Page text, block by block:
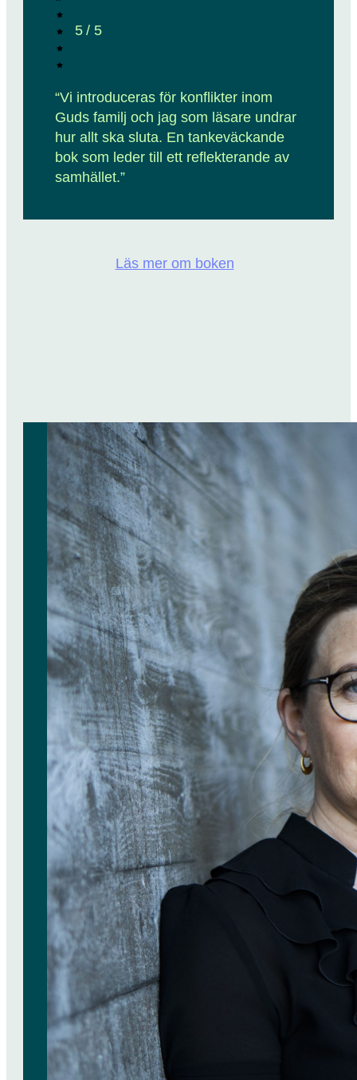
5 / 5
“Vi introduceras för konflikter inom
Guds familj och jag som läsare undrar
hur allt ska sluta. En tankeväckande
bok som leder till ett reflekterande av
samhället.”
Läs mer om boken